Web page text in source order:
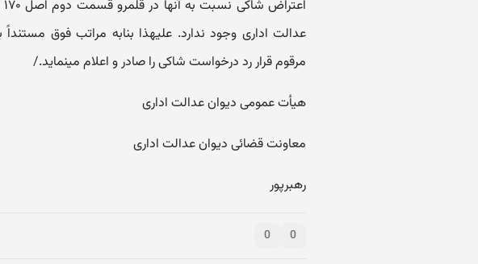
مرقوم قرار رد درخواست شاکی را صادر و اعلام می‎نماید./
هیأت عمومی دیوان عدالت اداری
معاونت قضائی دیوان عدالت اداری
رهبرپور
0
0